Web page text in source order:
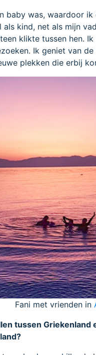
baby was, waardoor
als kind, net als mijn
klikte tussen hen.
Ik geniet van
plekken die erbij
Fani met vrienden in
tussen Griekenland